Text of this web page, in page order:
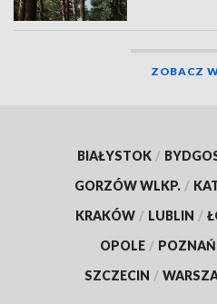
ZOBACZ
BIAŁYSTOK /
GORZÓW WLKP. /
KRAKÓW / LUBLIN /
OPOLE / POZNAŃ
SZCZECIN /